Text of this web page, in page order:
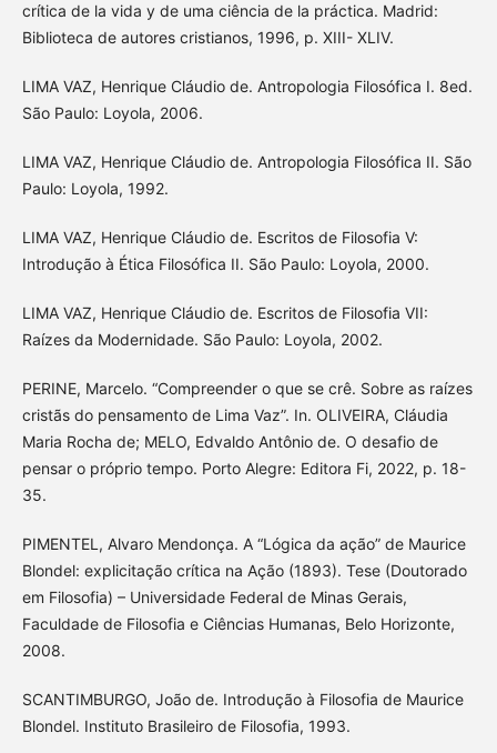
crítica de la vida y de uma ciência de la práctica. Madrid:
Biblioteca de autores cristianos, 1996, p. XIII- XLIV.
LIMA VAZ, Henrique Cláudio de. Antropologia Filosófica I. 8ed.
São Paulo: Loyola, 2006.
LIMA VAZ, Henrique Cláudio de. Antropologia Filosófica II. São
Paulo: Loyola, 1992.
LIMA VAZ, Henrique Cláudio de. Escritos de Filosofia V:
Introdução à Ética Filosófica II. São Paulo: Loyola, 2000.
LIMA VAZ, Henrique Cláudio de. Escritos de Filosofia VII:
Raízes da Modernidade. São Paulo: Loyola, 2002.
PERINE, Marcelo. “Compreender o que se crê. Sobre as raízes
cristãs do pensamento de Lima Vaz”. In. OLIVEIRA, Cláudia
Maria Rocha de; MELO, Edvaldo Antônio de. O desafio de
pensar o próprio tempo. Porto Alegre: Editora Fi, 2022, p. 18-
35.
PIMENTEL, Alvaro Mendonça. A “Lógica da ação” de Maurice
Blondel: explicitação crítica na Ação (1893). Tese (Doutorado
em Filosofia) – Universidade Federal de Minas Gerais,
Faculdade de Filosofia e Ciências Humanas, Belo Horizonte,
2008.
SCANTIMBURGO, João de. Introdução à Filosofia de Maurice
Blondel. Instituto Brasileiro de Filosofia, 1993.